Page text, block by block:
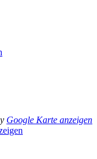
Google Karte anzeigen